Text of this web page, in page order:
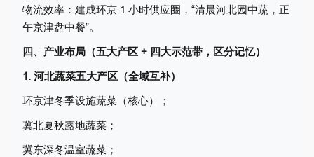
物流效率：建成环京 1 小时供应圈，“清晨河北园中蔬，正
午京津盘中餐”。
四、产业布局（五大产区 + 四大示范带，区分记忆）
1. 河北蔬菜五大产区（全域互补）
环京津冬季设施蔬菜（核心）；
冀北夏秋露地蔬菜；
冀东深冬温室蔬菜；